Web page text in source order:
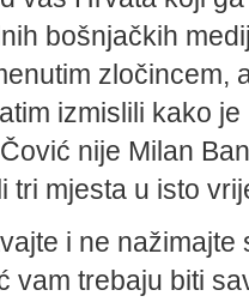
bošnjačkih
zločincem,
izmislili kako
nije Milan
tri mjesta u isto
i ne
vam trebaju biti